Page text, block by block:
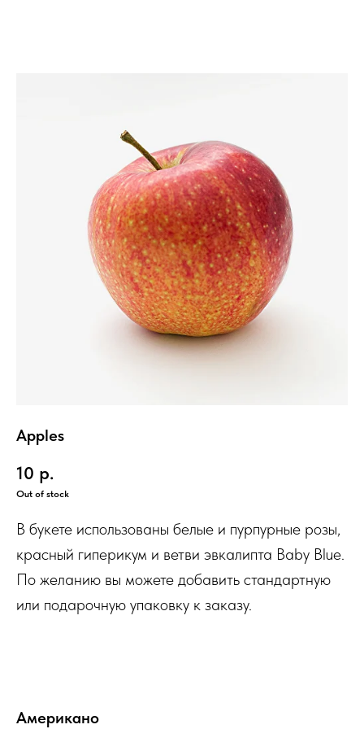
Apples
10 р.
Out of stock
В букете использованы белые и пурпурные розы,
красный гиперикум и ветви эвкалипта Baby Blue.
По желанию вы можете добавить стандартную
или подарочную упаковку к заказу.
Американо